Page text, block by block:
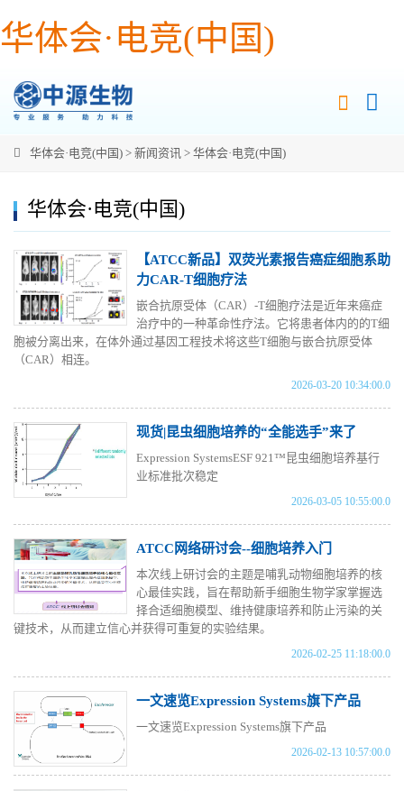
华体会·电竞(中国)
华体会·电竞(中国) > 新闻资讯 > 华体会·电竞(中国)
华体会·电竞(中国)
【ATCC新品】双荧光素报告癌症细胞系助
力CAR-T细胞疗法
嵌合抗原受体（CAR）-T细胞疗法是近年来癌症
治疗中的一种革命性疗法。它将患者体内的的T细
胞被分离出来，在体外通过基因工程技术将这些T细胞与嵌合抗原受体
（CAR）相连。
2026-03-20 10:34:00.0
现货|昆虫细胞培养的“全能选手”来了
Expression SystemsESF 921™昆虫细胞培养基行
业标准批次稳定
2026-03-05 10:55:00.0
ATCC网络研讨会--细胞培养入门
本次线上研讨会的主题是哺乳动物细胞培养的核
心最佳实践，旨在帮助新手细胞生物学家掌握选
择合适细胞模型、维持健康培养和防止污染的关
键技术，从而建立信心并获得可重复的实验结果。
2026-02-25 11:18:00.0
一文速览Expression Systems旗下产品
一文速览Expression Systems旗下产品
2026-02-13 10:57:00.0